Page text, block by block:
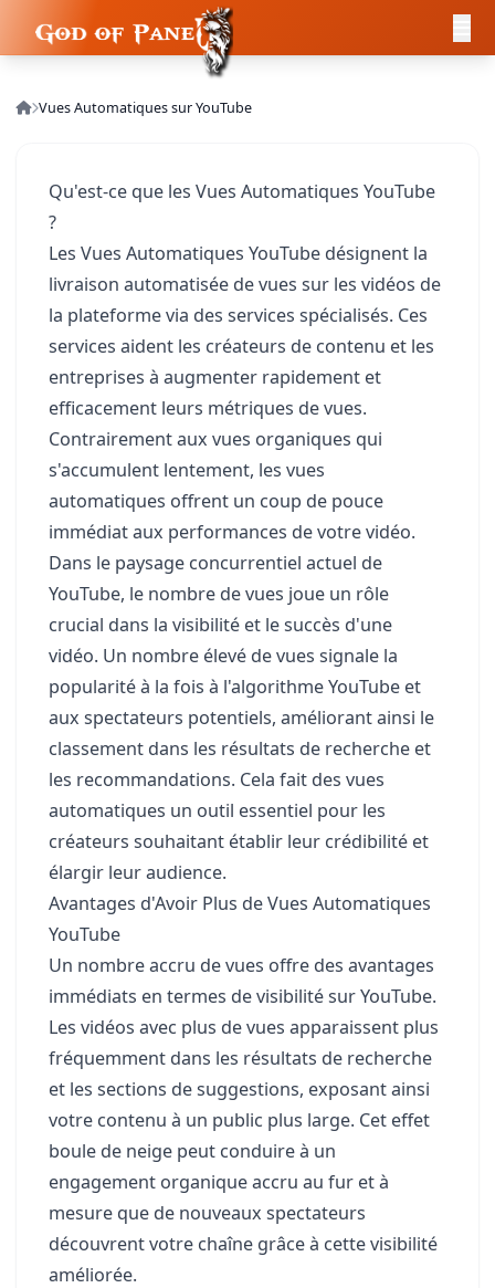
Vues Automatiques sur YouTube
Qu'est-ce que les Vues Automatiques YouTube
?
Les Vues Automatiques YouTube désignent la
livraison automatisée de vues sur les vidéos de
la plateforme via des services spécialisés. Ces
services aident les créateurs de contenu et les
entreprises à augmenter rapidement et
efficacement leurs métriques de vues.
Contrairement aux vues organiques qui
s'accumulent lentement, les vues
automatiques offrent un coup de pouce
immédiat aux performances de votre vidéo.
Dans le paysage concurrentiel actuel de
YouTube, le nombre de vues joue un rôle
crucial dans la visibilité et le succès d'une
vidéo. Un nombre élevé de vues signale la
popularité à la fois à l'algorithme YouTube et
aux spectateurs potentiels, améliorant ainsi le
classement dans les résultats de recherche et
les recommandations. Cela fait des vues
automatiques un outil essentiel pour les
créateurs souhaitant établir leur crédibilité et
élargir leur audience.
Avantages d'Avoir Plus de Vues Automatiques
YouTube
Un nombre accru de vues offre des avantages
immédiats en termes de visibilité sur YouTube.
Les vidéos avec plus de vues apparaissent plus
fréquemment dans les résultats de recherche
et les sections de suggestions, exposant ainsi
votre contenu à un public plus large. Cet effet
boule de neige peut conduire à un
engagement organique accru au fur et à
mesure que de nouveaux spectateurs
découvrent votre chaîne grâce à cette visibilité
améliorée.